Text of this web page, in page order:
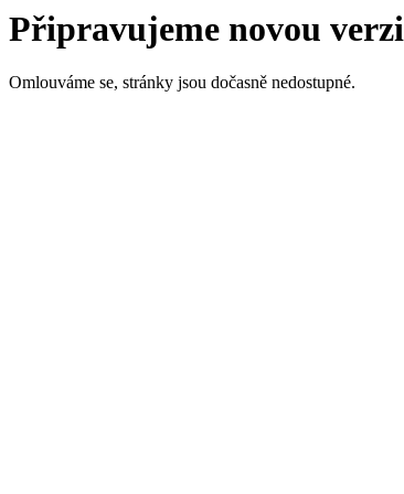
Připravujeme novou verzi
Omlouváme se, stránky jsou dočasně nedostupné.